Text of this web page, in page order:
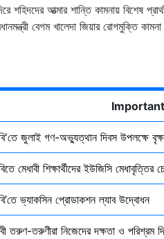
শহিদদের আত্মার শান্তি কামনায় বিশেষ
বেগম খালেদা জিয়ার রোগমুক্তি
জুলাই গণ-অভ্যুত্থান দিবস উপলক্ষে
মেধাবী শিক্ষার্থীদের ইউজিসি মেধাবৃত্তির
ভ্যাকসিন প্রোডাকশন ল্যাব উদ্বোধন
তরুণ-তরুণীরা নিজেদের দক্ষতা ও পরিশ্রম